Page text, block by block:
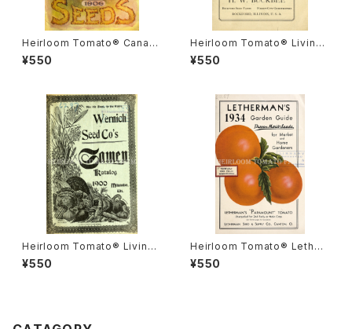
Heirloom Tomato® Canad
a Pride エアルーム・トマト・カ
ナダ・プライド
¥550
Heirloom Tomato® Livings
ton's Crimson Cushion エア
ルーム・トマト・リビングストン
¥550
Heirloom Tomato® Livings
ton's Boufommenheir エア
ルーム・トマト・リビングストン
¥550
Heirloom Tomato® Lether
mans' Paramount エアルー
ム・トマト・レサーマンズ・パラマ
¥550